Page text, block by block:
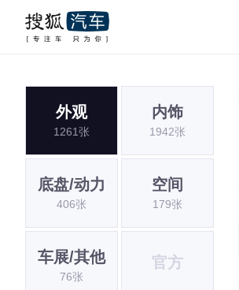
外观
1261张
内饰
1942张
底盘/动力
406张
空间
179张
车展/其他
76张
官方